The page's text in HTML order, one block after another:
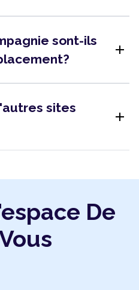
sont-ils
add
sites
add
De